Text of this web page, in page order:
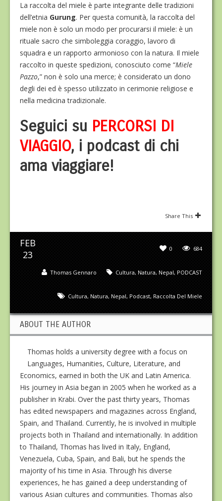
La raccolta del miele è parte integrante delle tradizioni
dell’etnia Gurung. Per questa comunità, la raccolta del
miele non è solo un modo per procurarsi il miele: è un
rituale sacro che simboleggia coraggio, lavoro di
squadra e un rapporto armonioso con la natura. Il miele
raccolto in queste spedizioni, conosciuto come “Miele
Pazzo,” non è solo una merce; è considerato un dono
degli dei ed è spesso utilizzato in cerimonie religiose e
nella medicina tradizionale.
Seguici su PERCORSI DI
VIAGGIO, i podcast di chi
ama viaggiare!
Share This
FEB
23
684
0
Cultura, Natura, Nepal, PODCAST
Thomas Gennaro
Cultura, Natura, Nepal, Podcast, Raccolta Del Miele
ABOUT THE AUTHOR
Thomas holds a university degree with a focus on
Languages, Humanities, Culture, Literature, and
Economics, earned in both the UK and Latin America.
His journey in Asia began in 2005 when he worked as a
publisher in Krabi. Over the past thirty years, Thomas
has edited newspapers and magazines across England,
Spain, and Thailand. Currently, he is involved in multiple
projects both in Thailand and internationally. In addition
to Thailand, Thomas has lived in Italy, England,
Venezuela, Cuba, Spain, and Bali, but he spends the
majority of his time in Asia. Through his diverse
experiences, he has gained a deep understanding of
various Asian cultures and communities. Thomas also